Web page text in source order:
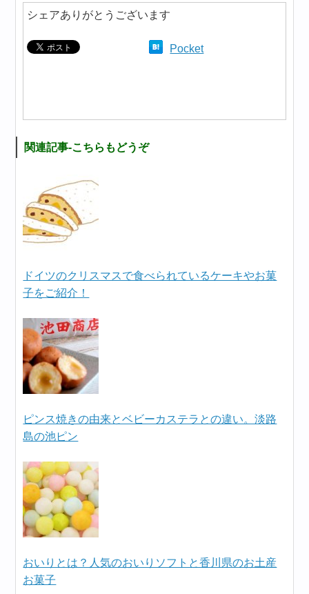
シェアありがとうございます
Pocket
関連記事-こちらもどうぞ
ドイツのクリスマスで食べられているケーキやお菓
子をご紹介！
ピンス焼きの由来とベビーカステラとの違い。淡路
島の池ピン
おいりとは？人気のおいりソフトと香川県のお土産
お菓子